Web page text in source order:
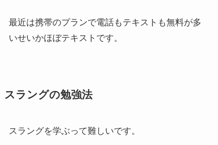
最近は携帯のプランで電話もテキストも無料が多
いせいかほぼテキストです。
スラングの勉強法
スラングを学ぶって難しいです。